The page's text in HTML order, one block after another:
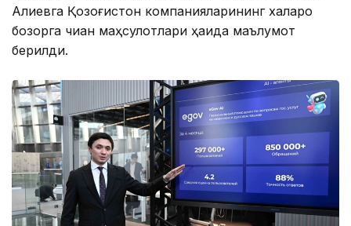
Алиевга Қозоғистон компанияларининг халқаро
бозорга чиққан маҳсулотлари ҳақида маълумот
берилди.